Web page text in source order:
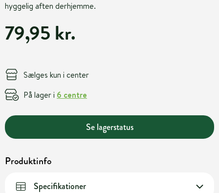
hyggelig aften derhjemme.
79,95 kr.
Sælges kun i center
På lager i 6 centre
Se lagerstatus
Produktinfo
Specifikationer